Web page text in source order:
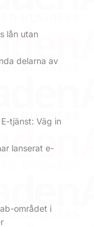
lån utan
delarna av
tjänst: Väg in
lanserat e-
området i